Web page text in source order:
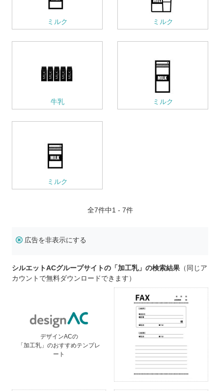
ミルク ミルク
牛乳 ミルク
ミルク
全7件中1 - 7件
広告を非表示にする
シルエットACグループサイトの「加工乳」の検索結果 （同じア
カウントで無料ダウンロードできます）
デザインACの
「加工乳」のおすすめテンプレ
ート